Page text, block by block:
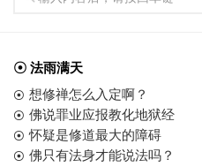
☉ 法雨满天
想修禅怎么入定啊？
佛说罪业应报教化地狱经
怀疑是修道最大的障碍
佛只有法身才能说法吗？